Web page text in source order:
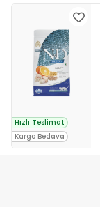
Hızlı Teslimat
Kargo Bedava